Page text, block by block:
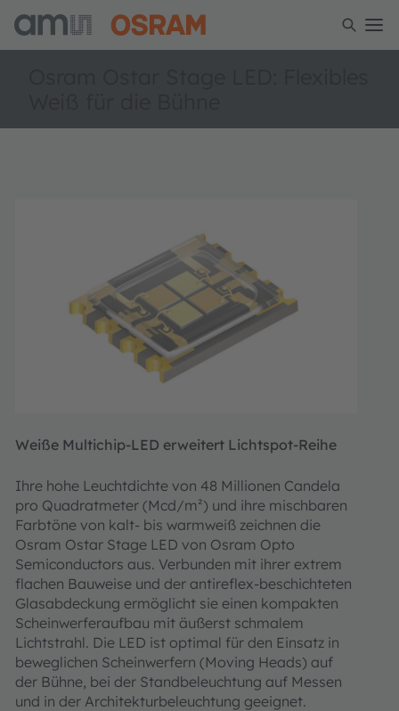
Weiße Multichip-LED erweitert Lichtspot-Reihe
Ihre hohe Leuchtdichte von 48 Millionen Candela
pro Quadratmeter (Mcd/m²) und ihre mischbaren
Farbtöne von kalt- bis warmweiß zeichnen die
Osram Ostar Stage LED von Osram Opto
Semiconductors aus. Verbunden mit ihrer extrem
flachen Bauweise und der antireflex-beschichteten
Glasabdeckung ermöglicht sie einen kompakten
Scheinwerferaufbau mit äußerst schmalem
Lichtstrahl. Die LED ist optimal für den Einsatz in
beweglichen Scheinwerfern (Moving Heads) auf
der Bühne, bei der Standbeleuchtung auf Messen
und in der Architekturbeleuchtung geeignet.